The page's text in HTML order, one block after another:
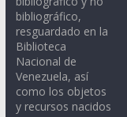
bibliográfico,
resguardado en la
Biblioteca
Nacional de
Venezuela, así
como los objetos
y recursos nacidos